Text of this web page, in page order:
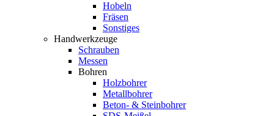
Hobeln
Fräsen
Sonstiges
Handwerkzeuge
Schrauben
Messen
Bohren
Holzbohrer
Metallbohrer
Beton- & Steinbohrer